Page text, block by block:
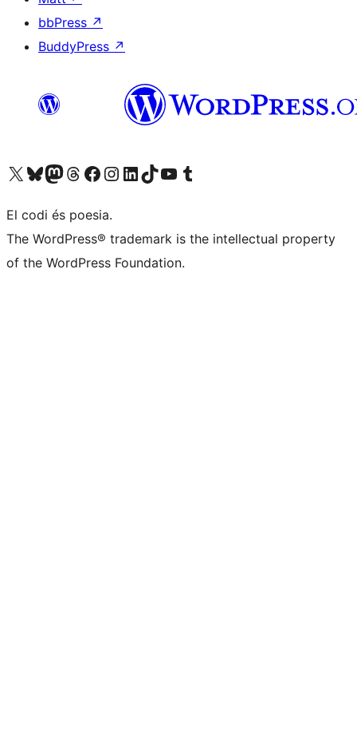
bbPress ↗
BuddyPress ↗
Visiteu el nostre compte X (abans Twitter)
Visiteu el nostre compte de Bluesky
Visiteu el nostre compte al Mastodon
Visiteu el nostre compte de Threads
Visiteu la nostra pàgina al Facebook
Visiteu el nostre compte d'Instagram
Visiteu el nostre compte de LinkedIn
Visiteu el nostre compte de TikTok
Visiteu el nostre canal al YouTube
Visiteu el nostre compte de Tumblr
El codi és poesia.
The WordPress® trademark is the intellectual property
of the WordPress Foundation.